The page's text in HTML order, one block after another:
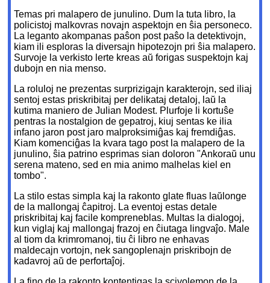
Temas pri malapero de junulino. Dum la tuta libro, la
policistoj malkovras novajn aspektojn en ŝia personeco.
La leganto akompanas paŝon post paŝo la detektivojn,
kiam ili esploras la diversajn hipotezojn pri ŝia malapero.
Survoje la verkisto lerte kreas aŭ forigas suspektojn kaj
dubojn en nia menso.
La roluloj ne prezentas surprizigajn karakterojn, sed iliaj
sentoj estas priskribitaj per delikataj detaloj, laŭ la
kutima maniero de Julian Modest. Plurfoje li kortuŝe
pentras la nostalgion de gepatroj, kiuj sentas ke ilia
infano jaron post jaro malproksimiĝas kaj fremdiĝas.
Kiam komenciĝas la kvara tago post la malapero de la
junulino, ŝia patrino esprimas sian doloron "Ankoraŭ unu
serena mateno, sed en mia animo malhelas kiel en
tombo".
La stilo estas simpla kaj la rakonto glate fluas laŭlonge
de la mallongaj ĉapitroj. La eventoj estas detale
priskribitaj kaj facile kompreneblas. Multas la dialogoj,
kun viglaj kaj mallongaj frazoj en ĉiutaga lingvaĵo. Male
al tiom da krimromanoj, tiu ĉi libro ne enhavas
maldecajn vortojn, nek sangoplenajn priskribojn de
kadavroj aŭ de perfortaĵoj.